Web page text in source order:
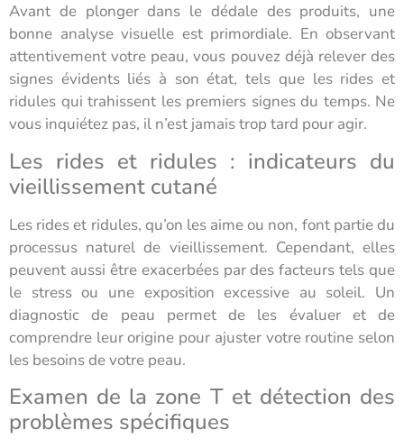
Avant de plonger dans le dédale des produits, une
bonne analyse visuelle est primordiale. En observant
attentivement votre peau, vous pouvez déjà relever des
signes évidents liés à son état, tels que les rides et
ridules qui trahissent les premiers signes du temps. Ne
vous inquiétez pas, il n’est jamais trop tard pour agir.
Les rides et ridules : indicateurs du
vieillissement cutané
Les rides et ridules, qu’on les aime ou non, font partie du
processus naturel de vieillissement. Cependant, elles
peuvent aussi être exacerbées par des facteurs tels que
le stress ou une exposition excessive au soleil. Un
diagnostic de peau permet de les évaluer et de
comprendre leur origine pour ajuster votre routine selon
les besoins de votre peau.
Examen de la zone T et détection des
problèmes spécifiques